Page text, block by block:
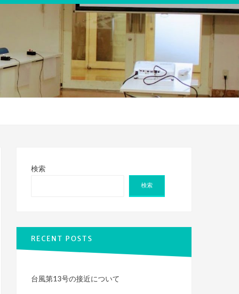
検索
検索
RECENT POSTS
台風第13号の接近について